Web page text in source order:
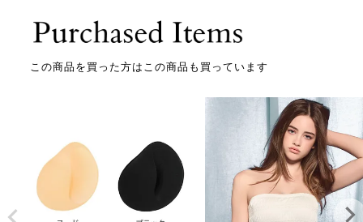
この商品を買った方はこの商品も買っています